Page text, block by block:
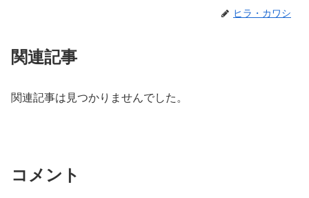
ヒラ・カワシ
関連記事
関連記事は見つかりませんでした。
コメント